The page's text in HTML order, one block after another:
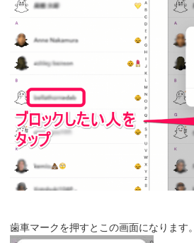
歯車マークを押すとこの画面になります。